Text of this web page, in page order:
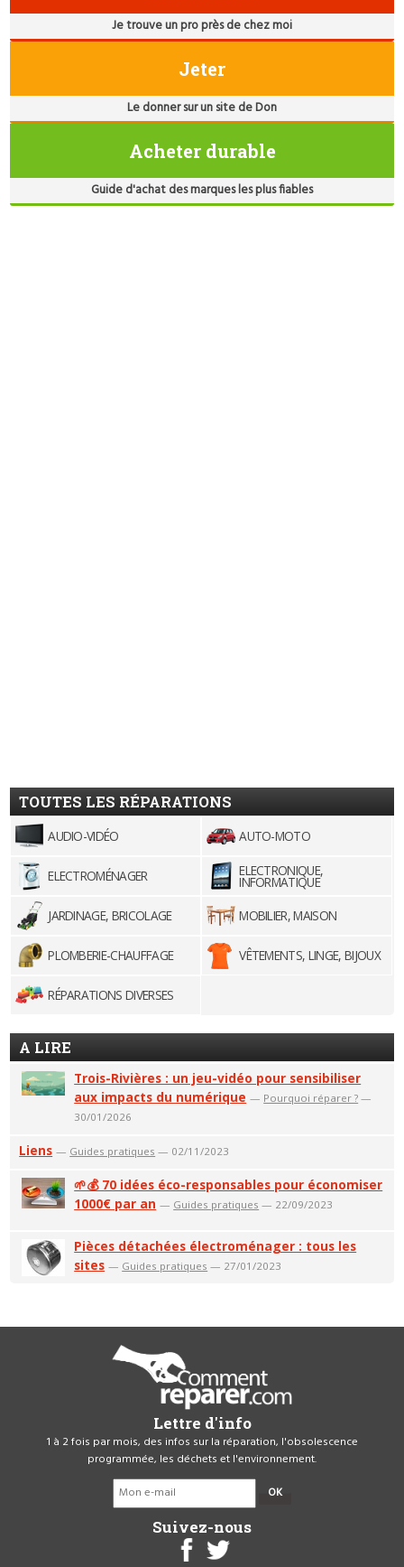
Je trouve un pro près de chez moi
Jeter
Le donner sur un site de Don
Acheter durable
Guide d'achat des marques les plus fiables
TOUTES LES RÉPARATIONS
AUDIO-VIDÉO AUTO-MOTO
ELECTROMÉNAGER ELECTRONIQUE,
INFORMATIQUE
JARDINAGE, BRICOLAGE
MOBILIER, MAISON
PLOMBERIE-CHAUFFAGE VÊTEMENTS, LINGE, BIJOUX
RÉPARATIONS DIVERSES
A LIRE
Trois-Rivières : un jeu-vidéo pour sensibiliser
aux impacts du numérique — Pourquoi réparer ? —
30/01/2026
Liens — Guides pratiques — 02/11/2023
🌱💰 70 idées éco-responsables pour économiser
1000€ par an — Guides pratiques — 22/09/2023
Pièces détachées électroménager : tous les
sites — Guides pratiques — 27/01/2023
Lettre d'info
1 à 2 fois par mois, des infos sur la réparation, l'obsolescence
programmée, les déchets et l'environnement.
OK
Suivez-nous